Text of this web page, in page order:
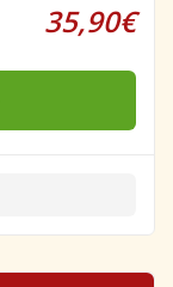
35,90€